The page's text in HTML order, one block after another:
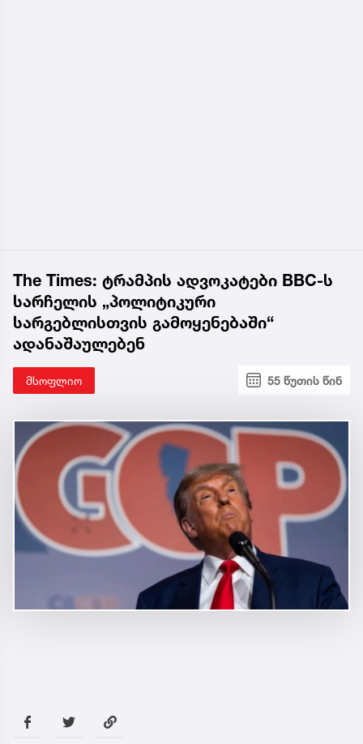
The Times: ტრამპის ადვოკატები BBC-ს
სარჩელის „პოლიტიკური
სარგებლისთვის გამოყენებაში“
ადანაშაულებენ
მსოფლიო 55 წუთის წინ